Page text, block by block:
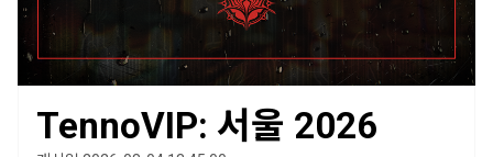
TennoVIP: 서울 2026